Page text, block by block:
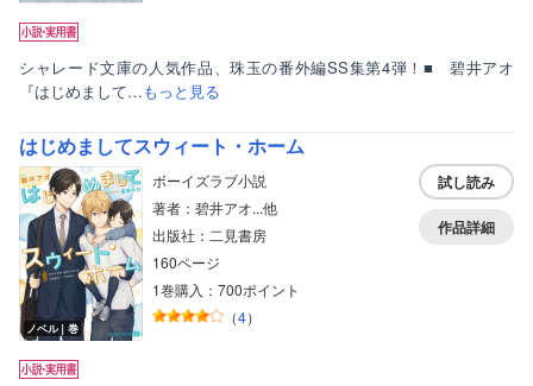
シャレード文庫の人気作品、珠玉の番外編SS集第4弾！■ 碧井アオ
『はじめまして…もっと見る
はじめましてスウィート・ホーム
ノベル｜巻
ボーイズラブ小説
著者：碧井アオ...他
出版社：二見書房
160ページ
1巻購入：700ポイント
（4）
試し読み
作品詳細
ボーイズラブ